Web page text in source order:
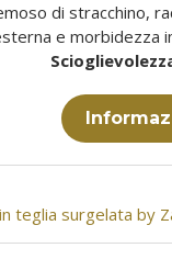
di stracchino,
e morbidezza